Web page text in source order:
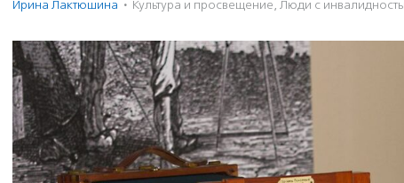
Ирина Лактюшина · Культура и просвещение, Люди с